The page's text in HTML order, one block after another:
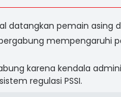
datangkan pemain asing
mempengaruhi
karena kendala
regulasi PSSI.